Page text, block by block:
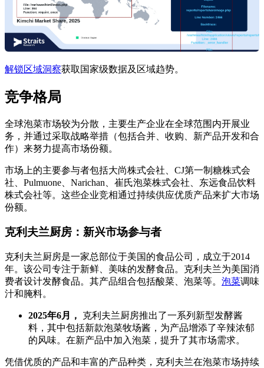
解锁区域洞察获取国家级数据及区域趋势。
竞争格局
全球泡菜市场较为分散，主要生产企业在全球范围内开展业
务，并通过采取战略举措（包括合并、收购、新产品开发和合
作）来努力提高市场份额。
市场上的主要参与者包括大尚株式会社、CJ第一制糖株式会
社、Pulmuone、Narichan、崔氏泡菜株式会社、东远食品饮料
株式会社等。这些企业竞相通过持续供应优质产品来扩大市场
份额。
克利夫兰厨房：新兴市场参与者
克利夫兰厨房是一家总部位于美国的食品公司，成立于2014
年。该公司专注于新鲜、美味的发酵食品。克利夫兰为美国消
费者设计发酵食品。其产品组合包括酸菜、泡菜等。 泡菜调味
汁和腌料。
2025年6月，
克利夫兰厨房推出了一系列新型发酵酱
料，其中包括新款泡菜牧场酱，为产品增添了辛辣浓郁
的风味。在新产品中加入泡菜，提升了其市场需求。
凭借优质的产品和丰富的产品种类，克利夫兰在泡菜市场持续